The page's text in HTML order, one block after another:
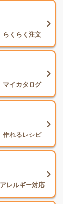
らくらく注文
マイカタログ
作れるレシピ
アレルギー対応